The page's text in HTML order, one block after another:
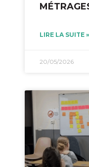
LIRE LA SUITE »
20/05/2026